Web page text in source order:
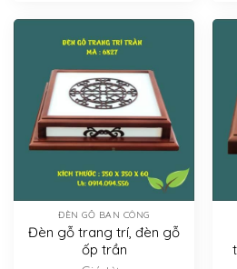
ĐÈN GỖ BAN CÔNG
Đèn gỗ trang trí, đèn gỗ
ốp trần